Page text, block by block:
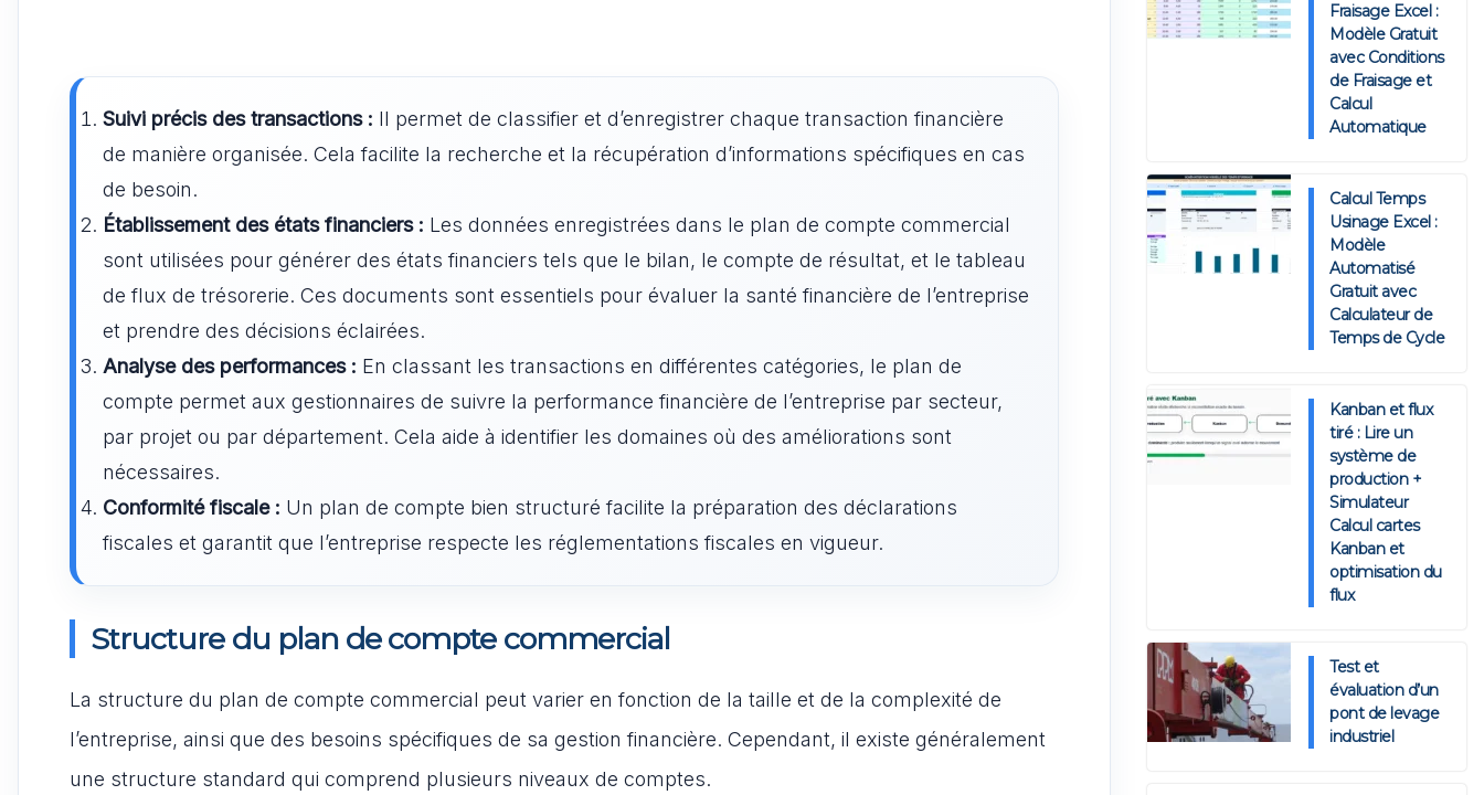
Suivi précis des transactions : Il permet de classifier et d’enregistrer chaque transaction financière
de manière organisée. Cela facilite la recherche et la récupération d’informations spécifiques en cas
de besoin.
Établissement des états financiers : Les données enregistrées dans le plan de compte commercial
sont utilisées pour générer des états financiers tels que le bilan, le compte de résultat, et le tableau
de flux de trésorerie. Ces documents sont essentiels pour évaluer la santé financière de l’entreprise
et prendre des décisions éclairées.
Analyse des performances : En classant les transactions en différentes catégories, le plan de
compte permet aux gestionnaires de suivre la performance financière de l’entreprise par secteur,
par projet ou par département. Cela aide à identifier les domaines où des améliorations sont
nécessaires.
Conformité fiscale : Un plan de compte bien structuré facilite la préparation des déclarations
fiscales et garantit que l’entreprise respecte les réglementations fiscales en vigueur.
Structure du plan de compte commercial
La structure du plan de compte commercial peut varier en fonction de la taille et de la complexité de
l’entreprise, ainsi que des besoins spécifiques de sa gestion financière. Cependant, il existe généralement
une structure standard qui comprend plusieurs niveaux de comptes.
Fraisage Excel :
Modèle Gratuit
avec Conditions
de Fraisage et
Calcul
Automatique
Calcul Temps
Usinage Excel :
Modèle
Automatisé
Gratuit avec
Calculateur de
Temps de Cycle
Kanban et flux
tiré : Lire un
système de
production +
Simulateur
Calcul cartes
Kanban et
optimisation du
flux
Test et
évaluation d’un
pont de levage
industriel